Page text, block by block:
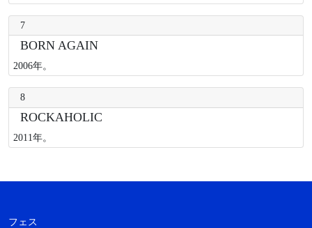
7
BORN AGAIN
2006年。
8
ROCKAHOLIC
2011年。
フェス